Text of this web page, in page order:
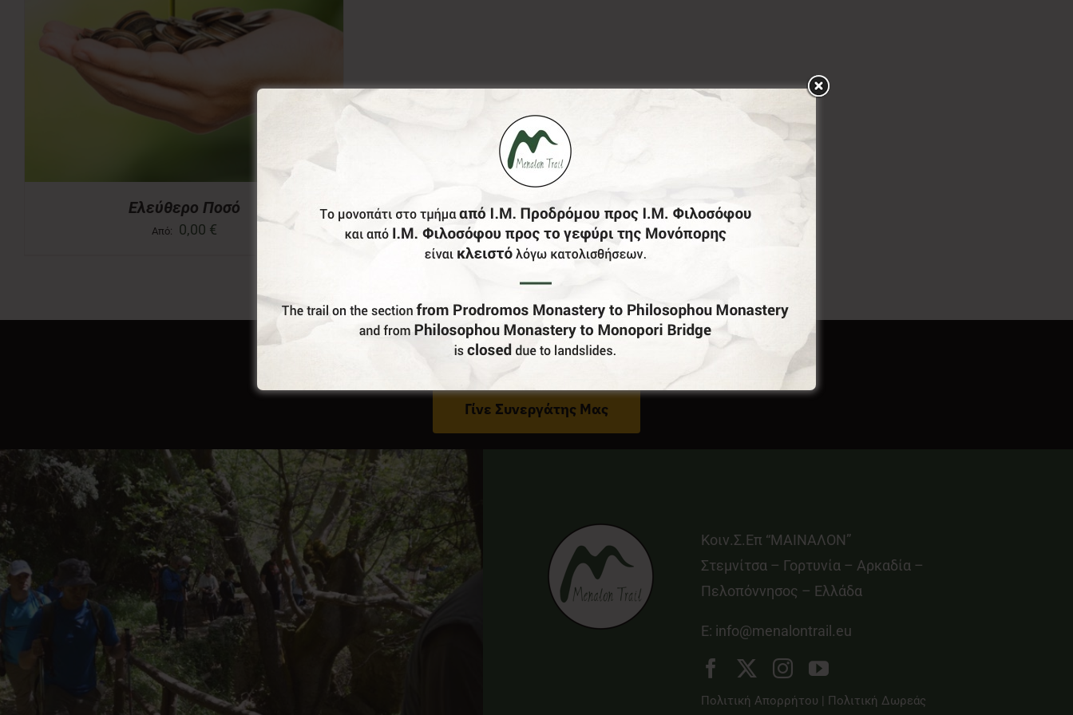
Ελεύθερο Ποσό
Από: 0,00 €
Έχεις Επιχείρηση Στο Δήμο Γορτυνίας;
Γίνε Συνεργάτης Μας
Κοιν.Σ.Επ “ΜΑΙΝΑΛΟΝ”
Στεμνίτσα – Γορτυνία – Αρκαδία –
Πελοπόννησος – Ελλάδα
E: info@menalontrail.eu
Πολιτική Απορρήτου | Πολιτική Δωρεάς